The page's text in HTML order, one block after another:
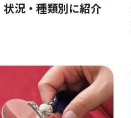
状況・種類別に紹介